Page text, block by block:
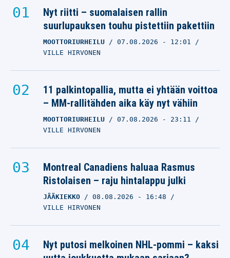
Nyt riitti – suomalaisen rallin
suurlupauksen touhu pistettiin pakettiin
MOOTTORIURHEILU 07.08.2026 - 12:01
VILLE HIRVONEN
11 palkintopallia, mutta ei yhtään voittoa
– MM-rallitähden aika käy nyt vähiin
MOOTTORIURHEILU 07.08.2026 - 23:11
VILLE HIRVONEN
Montreal Canadiens haluaa Rasmus
Ristolaisen – raju hintalappu julki
JÄÄKIEKKO 08.08.2026 - 16:48
VILLE HIRVONEN
Nyt putosi melkoinen NHL-pommi – kaksi